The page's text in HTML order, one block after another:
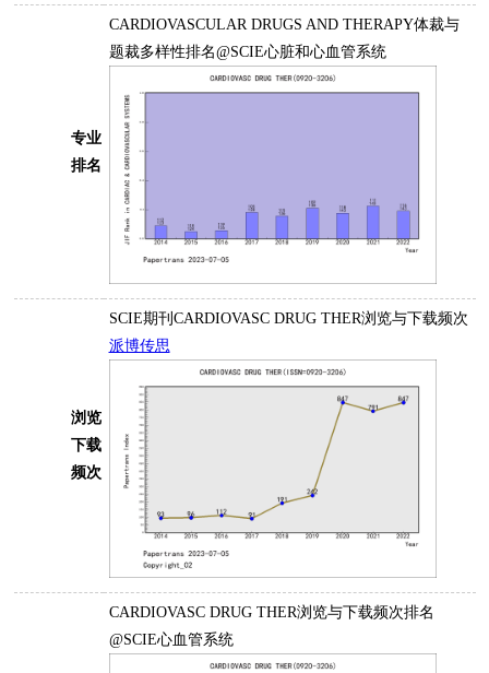
专业
排名
CARDIOVASCULAR DRUGS AND THERAPY体裁与
题裁多样性排名@SCIE心脏和心血管系统
浏览
下载
频次
SCIE期刊CARDIOVASC DRUG THER浏览与下载频次
派博传思
CARDIOVASC DRUG THER浏览与下载频次排名
@SCIE心血管系统